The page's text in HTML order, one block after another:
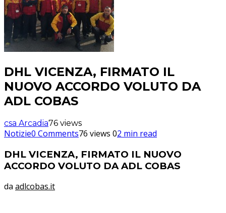
DHL VICENZA, FIRMATO IL
NUOVO ACCORDO VOLUTO DA
ADL COBAS
csa Arcadia76 views
Notizie0 Comments76 views 02 min read
DHL VICENZA, FIRMATO IL NUOVO
ACCORDO VOLUTO DA ADL COBAS
da adlcobas.it